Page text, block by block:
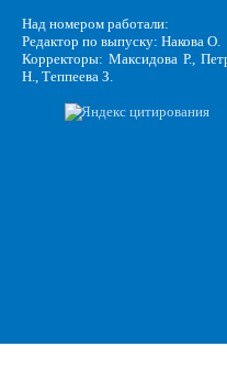
Над номером работали:
Редактор по выпуску: Накова О.
Корректоры: Максидова Р.,
Н., Теппеева З.